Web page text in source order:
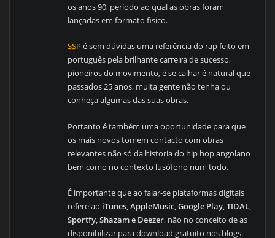
os anos 90, período ao qual as obras foram
lançadas em formato fisico.
SSP é sem dúvidas uma referência do rap feito em
português pela brilhante carreira de sucesso,
pioneiros do movimento, é se calhar é natural que
passados 25 anos, muita gente não tenha ou
conheça algumas das suas obras.
Portanto é também uma oportunidade para que
os mais novos tomem contacto com obras
relevantes não só da historia do hip hop angolano
bem como no contexto lusófono num todo.
É importante que ao falar-se plataformas digitais
refere ao iTunes, AppleMusic, Google Play, TIDAL,
Sportfy, Shazam e Deezer, não no conceito de as
disponibilizar para download gratuito nos blogs.